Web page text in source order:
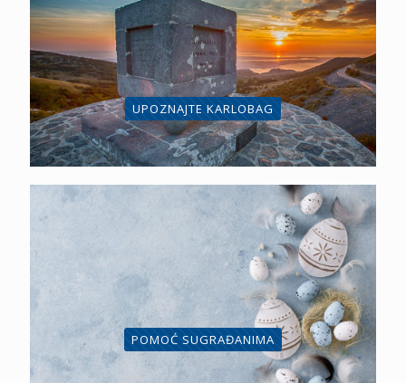
UPOZNAJTE KARLOBAG
POMOĆ SUGRAĐANIMA